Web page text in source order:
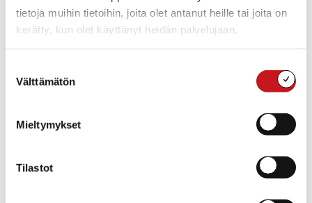
tietoja muihin tietoihin, joita olet antanut heille tai joita on
kerätty, kun olet käyttänyt heidän palvelujaan.
valinta
Välttämätön
Mieltymykset
Tilastot